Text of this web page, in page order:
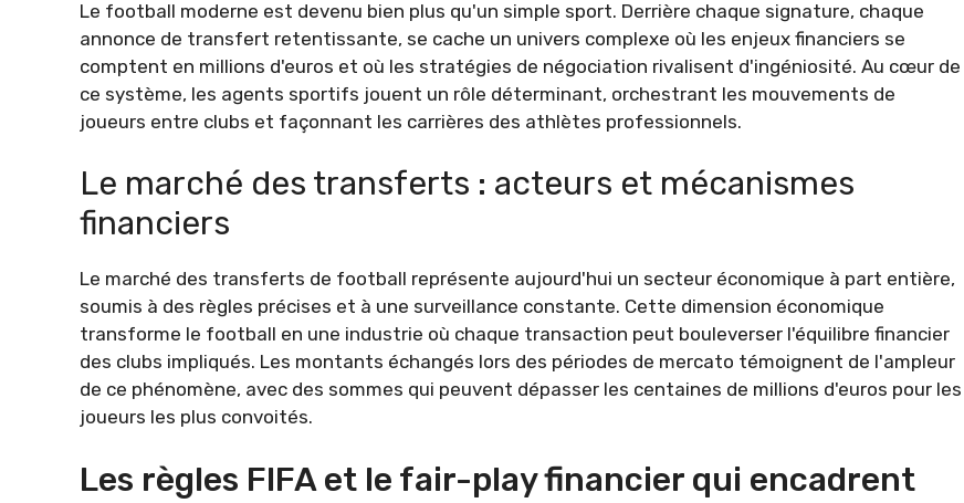
Le football moderne est devenu bien plus qu'un simple sport. Derrière chaque signature, chaque
annonce de transfert retentissante, se cache un univers complexe où les enjeux financiers se
comptent en millions d'euros et où les stratégies de négociation rivalisent d'ingéniosité. Au cœur de
ce système, les agents sportifs jouent un rôle déterminant, orchestrant les mouvements de
joueurs entre clubs et façonnant les carrières des athlètes professionnels.
Le marché des transferts : acteurs et mécanismes
financiers
Le marché des transferts de football représente aujourd'hui un secteur économique à part entière,
soumis à des règles précises et à une surveillance constante. Cette dimension économique
transforme le football en une industrie où chaque transaction peut bouleverser l'équilibre financier
des clubs impliqués. Les montants échangés lors des périodes de mercato témoignent de l'ampleur
de ce phénomène, avec des sommes qui peuvent dépasser les centaines de millions d'euros pour les
joueurs les plus convoités.
Les règles FIFA et le fair-play financier qui encadrent